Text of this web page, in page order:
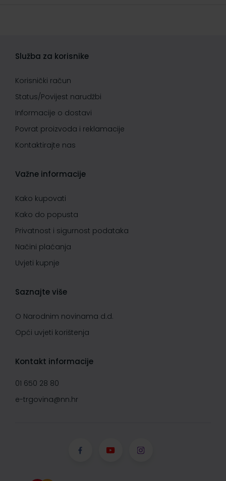
Služba za korisnike
Korisnički račun
Status/Povijest narudžbi
Informacije o dostavi
Povrat proizvoda i reklamacije
Kontaktirajte nas
Važne informacije
Kako kupovati
Kako do popusta
Privatnost i sigurnost podataka
Načini plaćanja
Uvjeti kupnje
Saznajte više
O Narodnim novinama d.d.
Opći uvjeti korištenja
Kontakt informacije
01 650 28 80
e-trgovina@nn.hr